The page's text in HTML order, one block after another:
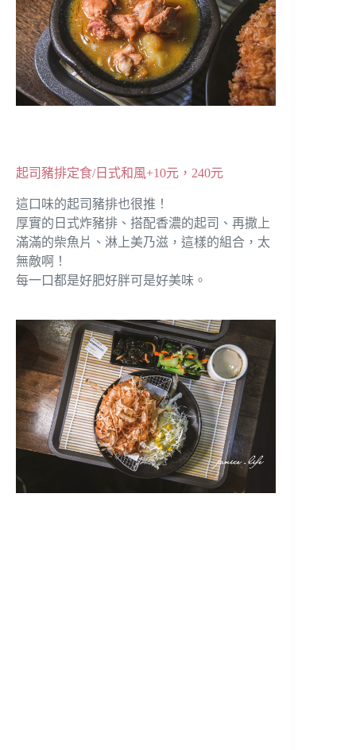
起司豬排定食/日式和風+10元，240元
這口味的起司豬排也很推！
厚實的日式炸豬排、搭配香濃的起司、再撒上
滿滿的柴魚片、淋上美乃滋，這樣的組合，太
無敵啊！
每一口都是好肥好胖可是好美味。